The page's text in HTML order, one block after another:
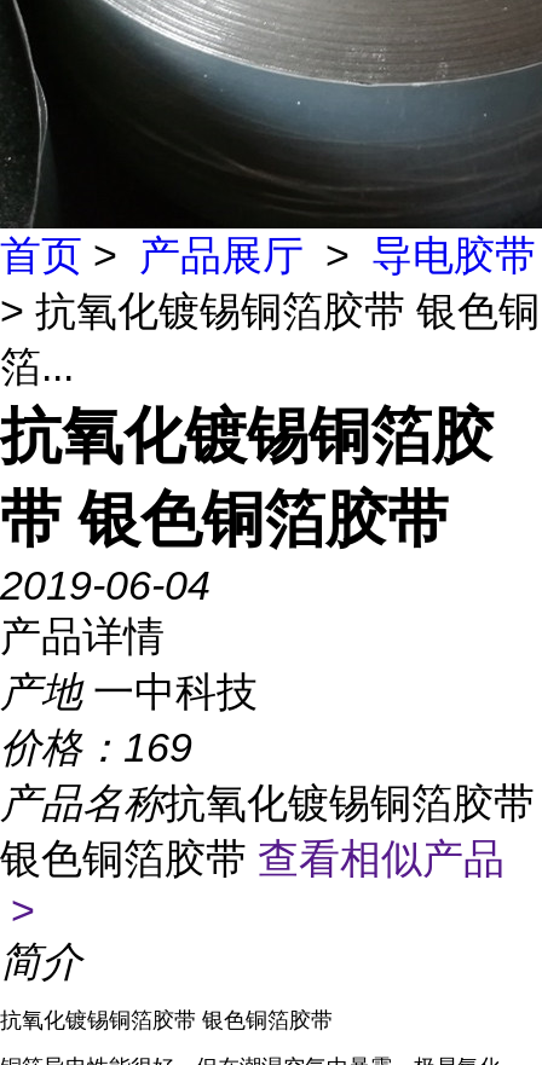
首页 > 产品展厅 > 导电胶带
> 抗氧化镀锡铜箔胶带 银色铜
箔...
抗氧化镀锡铜箔胶
带 银色铜箔胶带
2019-06-04
产品详情
产地 一中科技
价格： 169
产品名称抗氧化镀锡铜箔胶带
银色铜箔胶带 查看相似产品
>
简介
抗氧化镀锡铜箔胶带 银色铜箔胶带